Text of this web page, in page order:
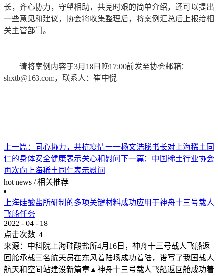
长，齐心协力，守望相助，共克时艰的简单介绍，还可以提出
一些意见和建议，协会将收集整理后，将案例汇总后上报给相
关主管部门。
请将案例内容于3月18日晚17:00前发至协会邮箱：
shxtb@163.com，联系人：崔中倪
上一篇：
同心协力，共抗疫情一一杨文浩秘书长对上海稀土同
仁的身体安全健康表示关心和慰问下一篇： 中国稀土行业协会
再次向上海稀土同仁表示慰问
hot news / 相关推荐
上海硅酸盐所研制的多项关键材料成功应用于神舟十三号载人
飞船任务
2022 - 04 - 18
点击次数: 4
来源：中科院上海硅酸盐所4月16日，神舟十三号载人飞船返
回舱承载三名航天员在东风着陆场成功着陆，谱写了我国载人
航天和空间站建设新篇章▲神舟十三号载人飞船返回舱成功着